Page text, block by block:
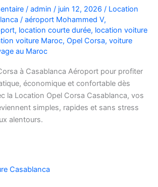
/ admin / juin 12, 2026 / Location
/ aéroport Mohammed V,
, location courte durée, location voiture
voiture Maroc, Opel Corsa, voiture
au Maroc
à Casablanca Aéroport pour profiter
économique et confortable dès
la Location Opel Corsa Casablanca, vos
simples, rapides et sans stress
alentours.
Casablanca